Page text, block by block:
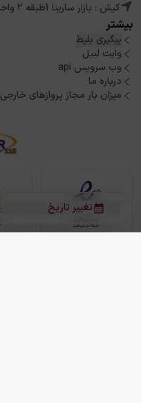
تغییر تاریخ
کیش : بازار سارینا 1طبقه 2 واحد209
بیشتر
پیگیری بلیط
وایت لیبل
وب سرویس api
درباره ما
میزان بار مجاز پروازهای خارجی